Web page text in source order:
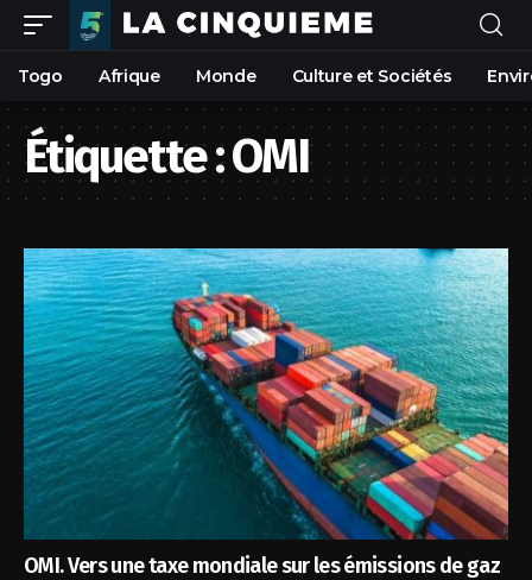
Togo Afrique Monde Culture et Sociétés
Étiquette :OMI
OMI. Vers une taxe mondiale sur les émissions de gaz